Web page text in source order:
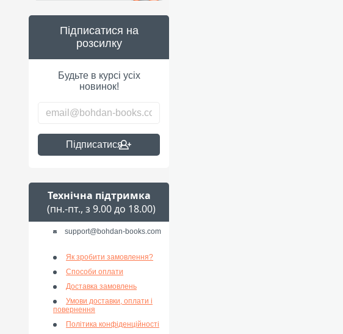
Підписатися на
розсилку
Будьте в курсі усіх
новинок!
Підписатися
Технічна підтримка
(пн.-пт., з 9.00 до 18.00)
support@bohdan-books.com
Як зробити замовлення?
Способи оплати
Доставка замовлень
Умови доставки, оплати і
повернення
Політика конфіденційності